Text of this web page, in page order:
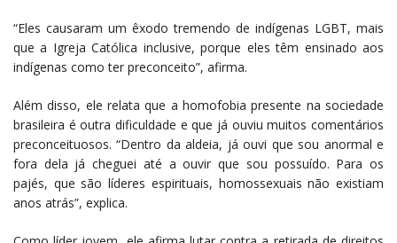
“Eles causaram um êxodo tremendo de indígenas LGBT, mais
que a Igreja Católica inclusive, porque eles têm ensinado aos
indígenas como ter preconceito”, afirma.
Além disso, ele relata que a homofobia presente na sociedade
brasileira é outra dificuldade e que já ouviu muitos comentários
preconceituosos. “Dentro da aldeia, já ouvi que sou anormal e
fora dela já cheguei até a ouvir que sou possuído. Para os
pajés, que são líderes espirituais, homossexuais não existiam
anos atrás”, explica.